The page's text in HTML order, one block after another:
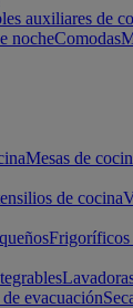
auxiliares de
nocheComodas
Mesas de
de cocina
Frigoríficos
de evacuación